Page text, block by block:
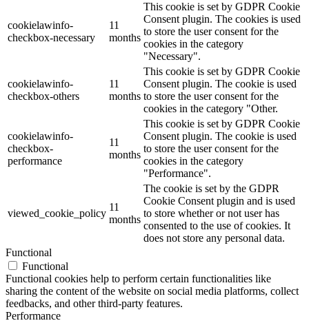
cookielawinfo-
checkbox-necessary
11
months
This cookie is set by GDPR Cookie
Consent plugin. The cookies is used
to store the user consent for the
cookies in the category
"Necessary".
cookielawinfo-
checkbox-others
11
months
This cookie is set by GDPR Cookie
Consent plugin. The cookie is used
to store the user consent for the
cookies in the category "Other.
cookielawinfo-
checkbox-
performance
11
months
This cookie is set by GDPR Cookie
Consent plugin. The cookie is used
to store the user consent for the
cookies in the category
"Performance".
viewed_cookie_policy
11
months
The cookie is set by the GDPR
Cookie Consent plugin and is used
to store whether or not user has
consented to the use of cookies. It
does not store any personal data.
Functional
Functional
Functional cookies help to perform certain functionalities like
sharing the content of the website on social media platforms, collect
feedbacks, and other third-party features.
Performance